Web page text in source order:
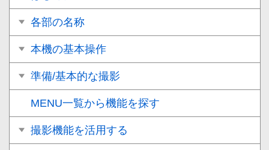
各部の名称
本機の基本操作
準備/基本的な撮影
MENU一覧から機能を探す
撮影機能を活用する